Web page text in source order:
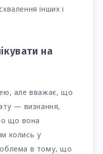
інших і
на
але вважає, що
— визнання,
що вона
колись у
в тому, що